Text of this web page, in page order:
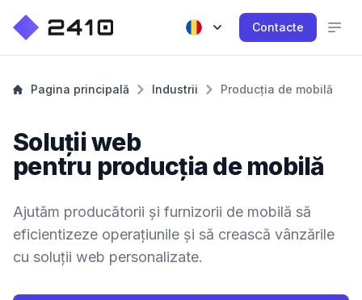
Contacte
Pagina principală Industrii Producția de mobilă
Soluții web
pentru producția de mobilă
Ajutăm producătorii și furnizorii de mobilă să
eficientizeze operațiunile și să crească vânzările
cu soluții web personalizate.